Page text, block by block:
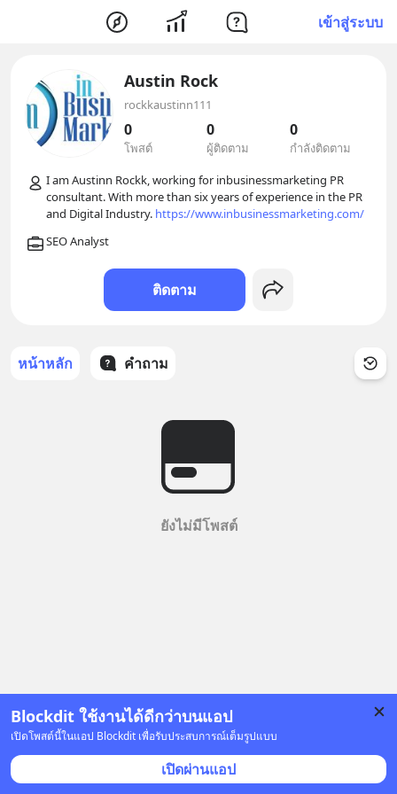
เข้าสู่ระบบ
Blockdit ใช้งานได้ดีกว่าบนแอป
เปิดโพสต์นี้ในแอป Blockdit เพื่อรับประสบการณ์เต็มรูปแบบ
เปิดผ่านแอป
Austin Rock
rockkaustinn111
0
โพสต์
0
ผู้ติดตาม
0
กำลังติดตาม
I am Austinn Rockk, working for inbusinessmarketing PR
consultant. With more than six years of experience in the PR
and Digital Industry. https://www.inbusinessmarketing.com/
ติดตาม
หน้าหลัก คำถาม
ยังไม่มีโพสต์